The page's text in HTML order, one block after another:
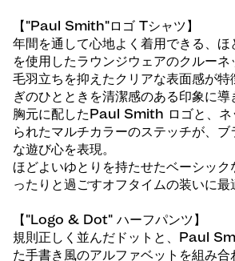
【"Paul Smith"ロゴ Tシャツ】
年間を通して心地よく着用できる、
を使用したラウンジウェアのクルーネ
毛羽立ちを抑えたクリアな表面感が特
ぎのひとときを清潔感のある印象に導
胸元に配したPaul Smith ロゴと、ネ
られたマルチカラーのステッチが、
な遊び心を表現。
ほどよいゆとりを持たせたベーシッ
ったりと過ごすオフタイムの装いに最
【"Logo & Dot" ハーフパンツ】
規則正しく並んだドットと、Paul
た手書き風のアルファベットを組み